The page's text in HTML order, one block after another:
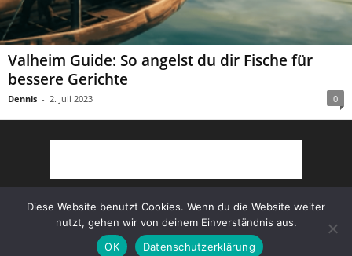
Valheim Guide: So angelst du dir Fische für
bessere Gerichte
Dennis - 2. Juli 2023 0
Partner AGB Impressum
Datenschutz
© Copyright 2022 Survivalcore.de
Diese Website benutzt Cookies. Wenn du die Website weiter
nutzt, gehen wir von deinem Einverständnis aus.
OK
Datenschutzerklärung